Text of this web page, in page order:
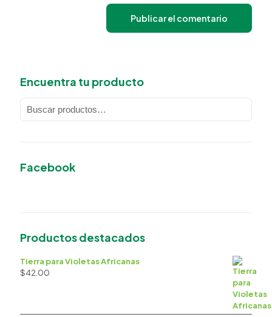
Encuentra tu producto
Facebook
Productos destacados
Tierra para Violetas Africanas
$42.00